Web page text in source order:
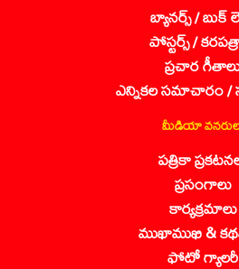
బ్యానర్స్ / బుక్
పోస్టర్స్ /
ప్రచార
ఎన్నికల సమాచారం /
మీడియా
పత్రికా
ప్రసంగాలు
కార్యక్రమాలు
ముఖాముఖి &
ఫోటో గ్యాలరీ